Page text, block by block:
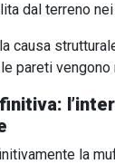
dal terreno
causa
pareti
la